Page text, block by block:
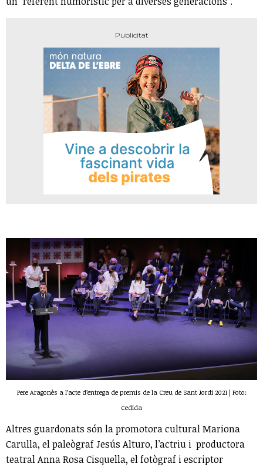
Pere Aragonès a l’acte d’entrega de premis de la Creu de Sant Jordi 2021 | Foto:
Cedida
Altres guardonats són la promotora cultural Mariona
Carulla, el paleògraf Jesús Alturo, l’actriu i productora
teatral Anna Rosa Cisquella, el fotògraf i escriptor